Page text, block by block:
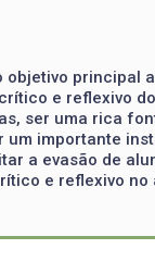
objetivo
e reflexivo
ser uma rica
um importante
a evasão de
e reflexivo